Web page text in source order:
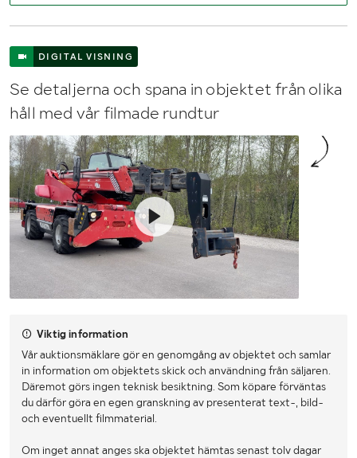
DIGITAL VISNING
Se detaljerna och spana in objektet från olika
håll med vår filmade rundtur
Viktig information
Vår auktionsmäklare gör en genomgång av objektet och samlar
in information om objektets skick och användning från säljaren.
Däremot görs ingen teknisk besiktning. Som köpare förväntas
du därför göra en egen granskning av presenterat text-, bild-
och eventuellt filmmaterial.
Om inget annat anges ska objektet hämtas senast tolv dagar